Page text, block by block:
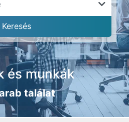
és munkák
találat